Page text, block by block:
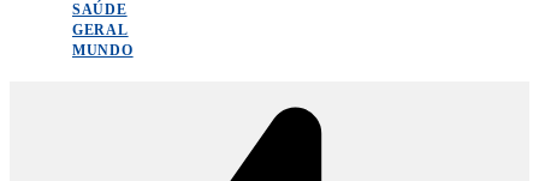
SAÚDE
GERAL
MUNDO